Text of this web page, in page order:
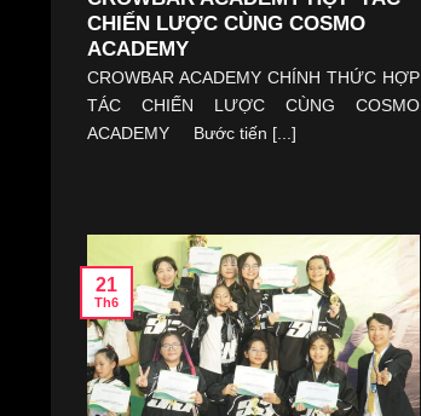
CHIẾN LƯỢC CÙNG COSMO
ACADEMY
CROWBAR ACADEMY CHÍNH THỨC HỢP
TÁC CHIẾN LƯỢC CÙNG COSMO
ACADEMY Bước tiến [...]
21
Th6